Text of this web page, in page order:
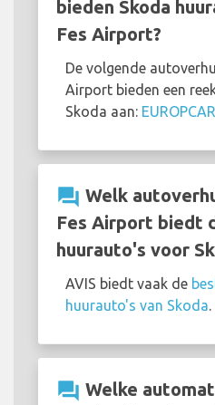
bieden Skoda
Fes Airport?
De volgende
Airport bieden een
Skoda aan: EUROPCAR
question_answer Welk
Fes Airport biedt
huurauto's voor
AVIS biedt vaak de
huurauto's van Skoda.
question_answer Welke